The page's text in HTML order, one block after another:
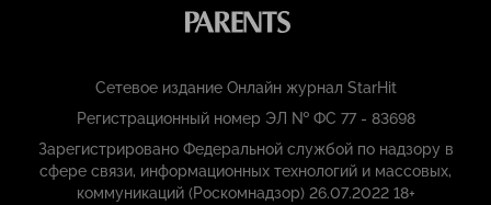
Сетевое издание Онлайн журнал StarHit
Регистрационный номер ЭЛ № ФС 77 - 83698
Зарегистрировано Федеральной службой по надзору в
сфере связи, информационных технологий и массовых,
коммуникаций (Роскомнадзор) 26.07.2022 18+